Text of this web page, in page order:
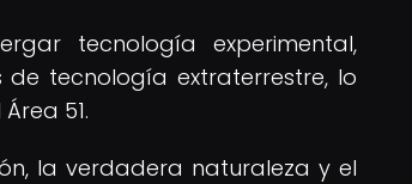
tecnología experimental,
tecnología extraterrestre, lo
51.
la verdadera naturaleza y el